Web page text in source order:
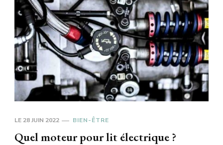
LE 28 JUIN 2022 BIEN-ÊTRE
Quel moteur pour lit électrique ?